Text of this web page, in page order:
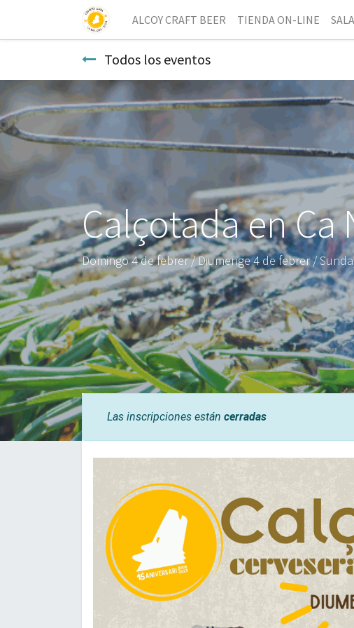
ALCOY CRAFT BEER TIENDA ON-LINE
Todos los eventos
Calçotada en Ca
Domingo 4 de febrer / Diumenge 4 de febrer /
Las inscripciones están cerradas